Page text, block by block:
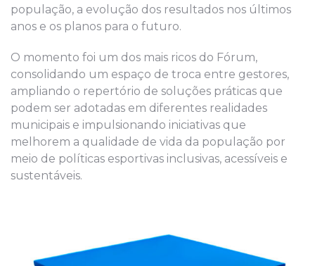
população, a evolução dos resultados nos últimos
anos e os planos para o futuro.
O momento foi um dos mais ricos do Fórum,
consolidando um espaço de troca entre gestores,
ampliando o repertório de soluções práticas que
podem ser adotadas em diferentes realidades
municipais e impulsionando iniciativas que
melhorem a qualidade de vida da população por
meio de políticas esportivas inclusivas, acessíveis e
sustentáveis.